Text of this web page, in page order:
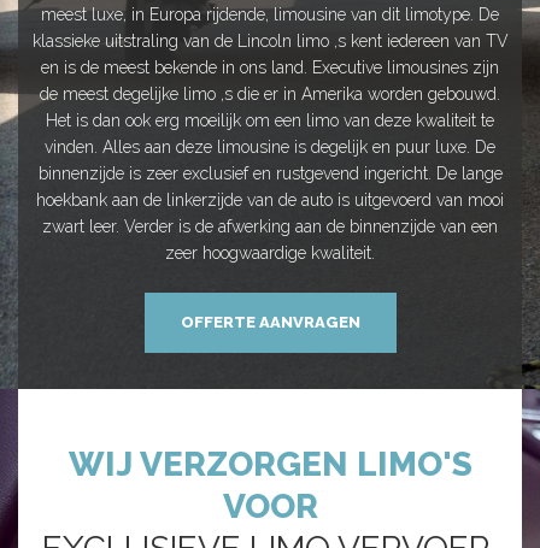
meest luxe, in Europa rijdende, limousine van dit limotype. De
klassieke uitstraling van de Lincoln limo ,s kent iedereen van TV
en is de meest bekende in ons land. Executive limousines zijn
de meest degelijke limo ,s die er in Amerika worden gebouwd.
Het is dan ook erg moeilijk om een limo van deze kwaliteit te
vinden. Alles aan deze limousine is degelijk en puur luxe. De
binnenzijde is zeer exclusief en rustgevend ingericht. De lange
hoekbank aan de linkerzijde van de auto is uitgevoerd van mooi
zwart leer. Verder is de afwerking aan de binnenzijde van een
zeer hoogwaardige kwaliteit.
OFFERTE AANVRAGEN
WIJ VERZORGEN LIMO'S
VOOR